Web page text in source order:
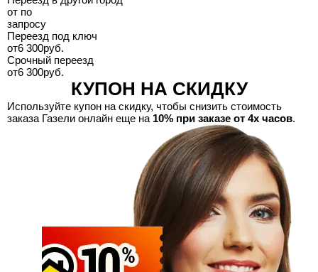
от по
запросу
Переезд под ключ
от6 300руб.
Срочный переезд
от6 300руб.
КУПОН НА СКИДКУ
Используйте купон на скидку, чтобы снизить стоимость
заказа Газели онлайн еще на 10% при заказе от 4х часов.